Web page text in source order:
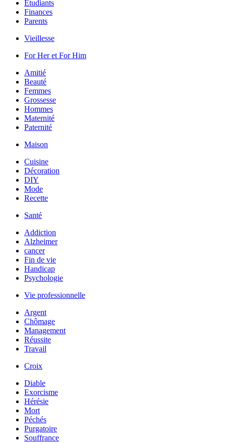
Étudiants
Finances
Parents
Vieillesse
For Her et For Him
Amitié
Beauté
Femmes
Grossesse
Hommes
Maternité
Paternité
Maison
Cuisine
Décoration
DIY
Mode
Recette
Santé
Addiction
Alzheimer
cancer
Fin de vie
Handicap
Psychologie
Vie professionnelle
Argent
Chômage
Management
Réussite
Travail
Croix
Diable
Exorcisme
Hérésie
Mort
Péchés
Purgatoire
Souffrance